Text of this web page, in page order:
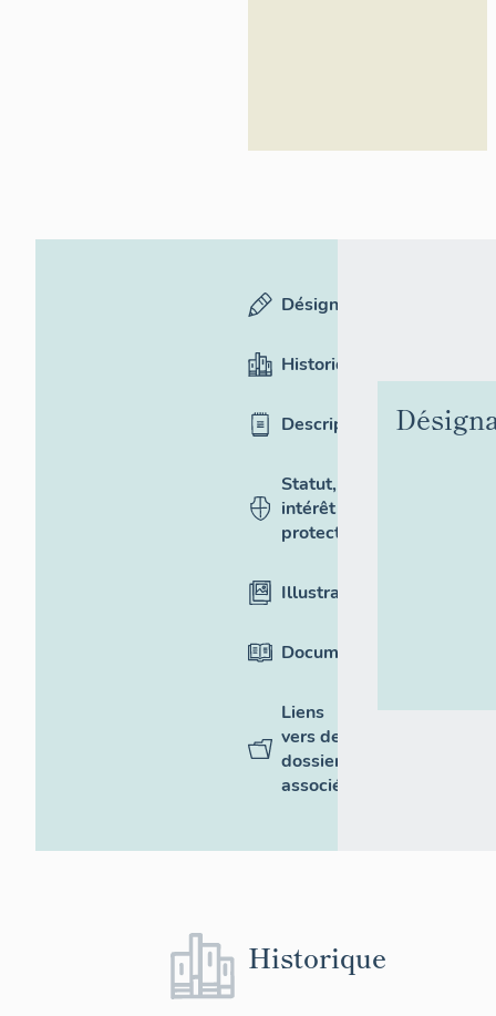
Désignation
Historique
Description
Statut,
intérêt et
protection
Illustrations
Documentation
Liens
vers des
dossiers
associés
Historique